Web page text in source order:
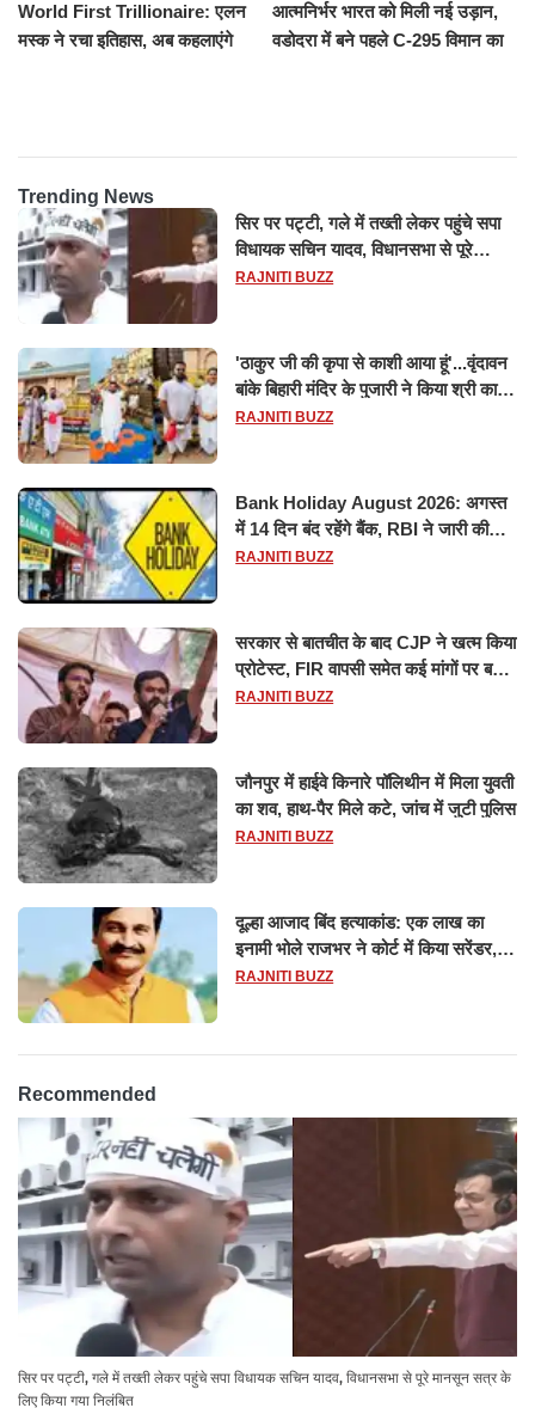
World First Trillionaire: एलन
मस्क ने रचा इतिहास, अब कहलाएंगे
आत्मनिर्भर भारत को मिली नई उड़ान,
वडोदरा में बने पहले C-295 विमान का
Trending News
सिर पर पट्टी, गले में तख्ती लेकर पहुंचे सपा
विधायक सचिन यादव, विधानसभा से पूरे
मानसून सत्र के लिए किया गया निलंबित
RAJNITI BUZZ
'ठाकुर जी की कृपा से काशी आया हूं'...वृंदावन
बांके बिहारी मंदिर के पुजारी ने किया श्री काशी
विश्वनाथ का जलाभिषेक
RAJNITI BUZZ
Bank Holiday August 2026: अगस्त
में 14 दिन बंद रहेंगे बैंक, RBI ने जारी की
छुट्टियों की लिस्ट​​​​​​​
RAJNITI BUZZ
सरकार से बातचीत के बाद CJP ने खत्म किया
प्रोटेस्ट, FIR वापसी समेत कई मांगों पर बनी
सहमति
RAJNITI BUZZ
जौनपुर में हाईवे किनारे पॉलिथीन में मिला युवती
का शव, हाथ-पैर मिले कटे, जांच में जुटी पुलिस
RAJNITI BUZZ
दूल्हा आजाद बिंद हत्याकांड: एक लाख का
इनामी भोले राजभर ने कोर्ट में किया सरेंडर,
14 दिन के लिए भेजा गया जेल
RAJNITI BUZZ
Recommended
सिर पर पट्टी, गले में तख्ती लेकर पहुंचे सपा विधायक सचिन यादव, विधानसभा से पूरे मानसून सत्र के
लिए किया गया निलंबित